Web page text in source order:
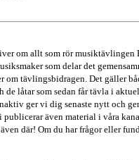
om allt som rör musiktävlingen
som delar det
om tävlingsbidragen. Det gäller
låtar som sedan får tävla i
ger vi dig senaste nytt och
publicerar även material i våra
där! Om du har frågor eller